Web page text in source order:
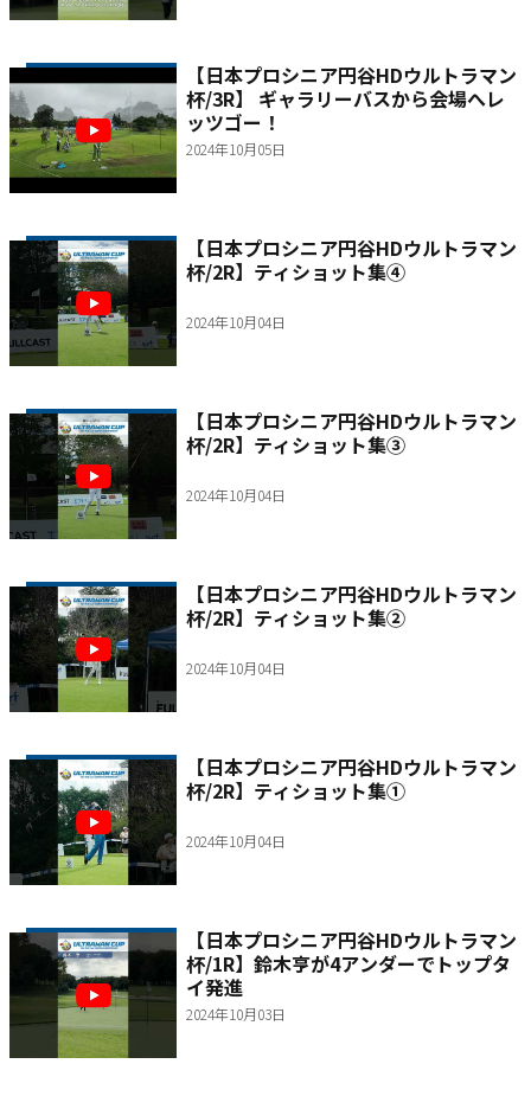
【日本プロシニア円谷HDウルトラマン
杯/3R】 ギャラリーバスから会場へレ
ッツゴー！
2024年10月05日
【日本プロシニア円谷HDウルトラマン
杯/2R】ティショット集④
2024年10月04日
【日本プロシニア円谷HDウルトラマン
杯/2R】ティショット集③
2024年10月04日
【日本プロシニア円谷HDウルトラマン
杯/2R】ティショット集②
2024年10月04日
【日本プロシニア円谷HDウルトラマン
杯/2R】ティショット集①
2024年10月04日
【日本プロシニア円谷HDウルトラマン
杯/1R】鈴木亨が4アンダーでトップタ
イ発進
2024年10月03日